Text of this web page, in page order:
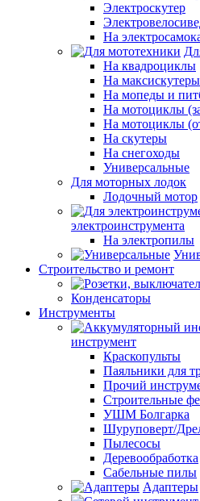
Электроскутер
На
На квадроциклы
На максискутеры
На мопеды и
На мотоциклы
На мотоциклы
На скутеры
На снегоходы
Универсальные
Для моторных лодок
Лодочный мотор
электроинструмента
На электропилы
Строительство и ремонт
Конденсаторы
Инструменты
инструмент
Краскопульты
Паяльники для
Прочий
Строительные
УШМ Болгарка
Шуруповерт/
Пылесосы
Деревообработка
Сабельные пилы
Адаптеры